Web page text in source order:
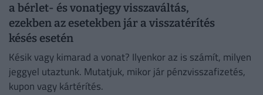
a bérlet- és vonatjegy visszaváltás,
ezekben az esetekben jár a visszatérítés
késés esetén
Késik vagy kimarad a vonat? Ilyenkor az is számít, milyen
jeggyel utaztunk. Mutatjuk, mikor jár pénzvisszafizetés,
kupon vagy kártérítés.